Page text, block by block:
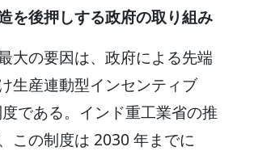
を後押しする政府の取り組み
大の要因は、政府による先端
生産連動型インセンティブ
である。インド重工業省の推
この制度は 2030 年までに